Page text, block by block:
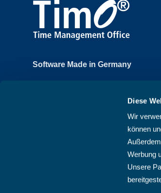
Diese
Wir
können
Werbung
Unsere
Software Made in Germany
61250 Usingen, Deutschland
+49 6081 58600